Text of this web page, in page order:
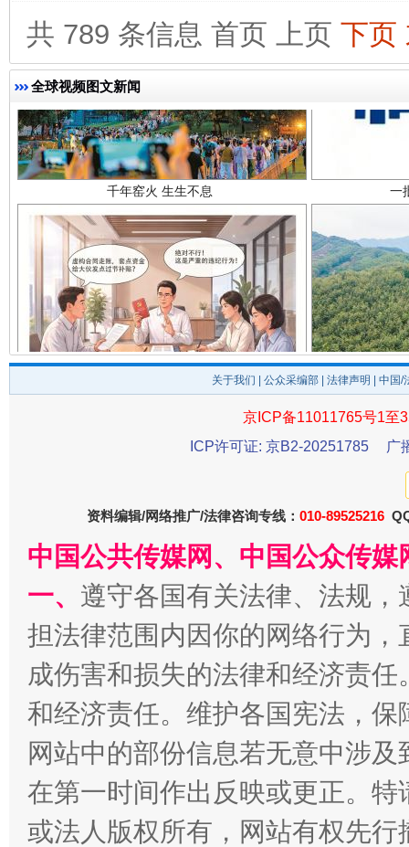
共 789 条信息 首页 上页 下页
全球视频图文新闻
千年窑火 生生不息 一
揭开“小金库”的免责幌子
受贿1.44亿！段成刚被判无期 从幼
全民健身五年计划来了！等你上场
关于我们 公众采编部 法律声明 | 中国
京ICP备11011765号1至
ICP许可证: 京B2-20251785
广
资料编辑/网络推广/法律咨询专线： 010-89525216
中国公共传媒网、中国公众传
一、 遵守各国有关法律、法规
担法律范围内因你的网络行为
成伤害和损失的法律和经济责
和经济责任。维护各国宪法，
网站中的部份信息若无意中涉
在第一时间作出反映或更正。
或法人版权所有，网站有权先